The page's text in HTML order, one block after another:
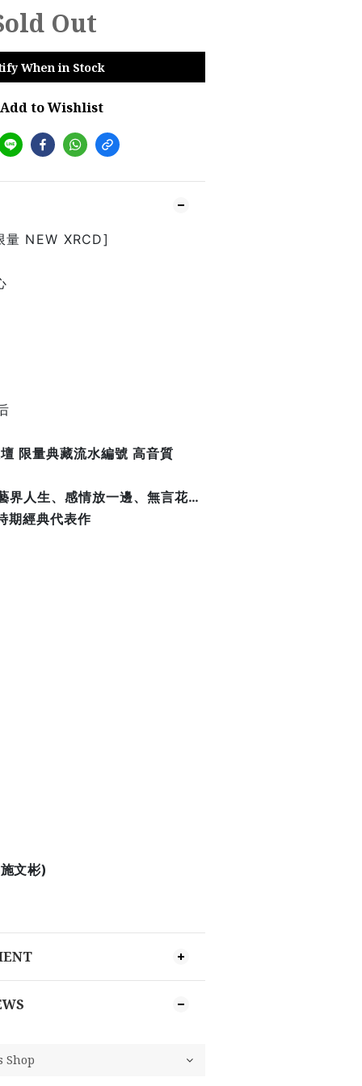
Out
When in Stock
Add to Wishlist
量 NEW XRCD]
限量典藏流水編號 高音質
界人生、感情放一邊、無言花…
期經典代表作
文彬)